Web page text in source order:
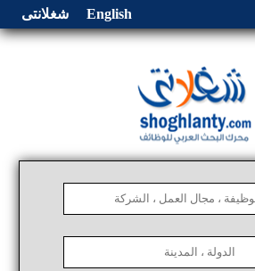
شغلانتى English